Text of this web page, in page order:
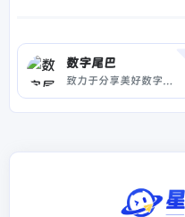
数字尾巴
致力于分享美好数字生活体验，囊括你闻所未闻的最丰富数码资讯，触所未触最抢鲜产品评测，随时随地感受尾巴们各式数字生活精彩图文、摄影感悟、旅行游记、爱物分享。旗下产品：精品电商平台「尾巴良品」 ；移动客户端「数字尾巴」 ，覆盖 iOS、Android 两大主流平台。